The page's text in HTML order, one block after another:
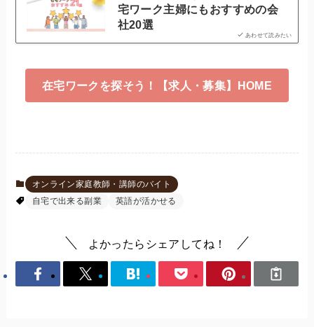
あわせて読みたい
宅ワーク主婦にもおすすめの会
社20選
在宅ワークを探そう！【求人・募集】HOME
オンライン家庭教師・講師のバイト
自宅で出来る副業
英語が活かせる
よかったらシェアしてね！